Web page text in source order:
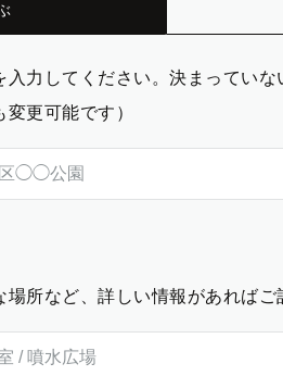
入力してください。決まってい
更可能です）
所など、詳しい情報があればご